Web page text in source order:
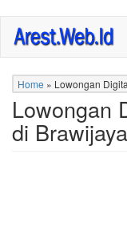
Skip
main
content
Home » Lowongan
Lowongan
di